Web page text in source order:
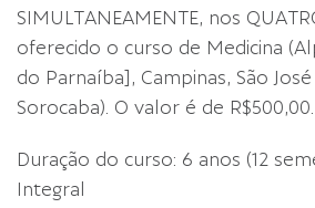
SIMULTANEAMENTE, nos
oferecido o curso de Medicina
do Parnaíba], Campinas, São
Sorocaba). O valor é de R$500,00.
Duração do curso: 6 anos (12
Integral